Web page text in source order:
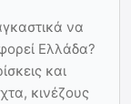
να
Ελλάδα?
και
κινέζους